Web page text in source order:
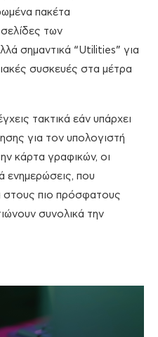
πακέτα
των
σημαντικά “Utilities” για
συσκευές στα μέτρα
τακτικά εάν υπάρχει
για τον υπολογιστή
κάρτα γραφικών, οι
ενημερώσεις, που
στους πιο πρόσφατους
συνολικά την